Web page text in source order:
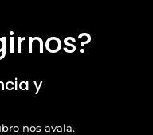
y
nos avala.